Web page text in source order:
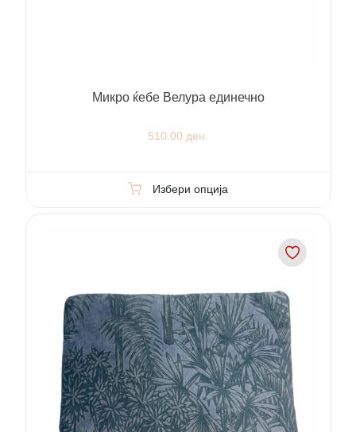
Микро ќебе Велура единечно
510.00 ден.
Избери опција